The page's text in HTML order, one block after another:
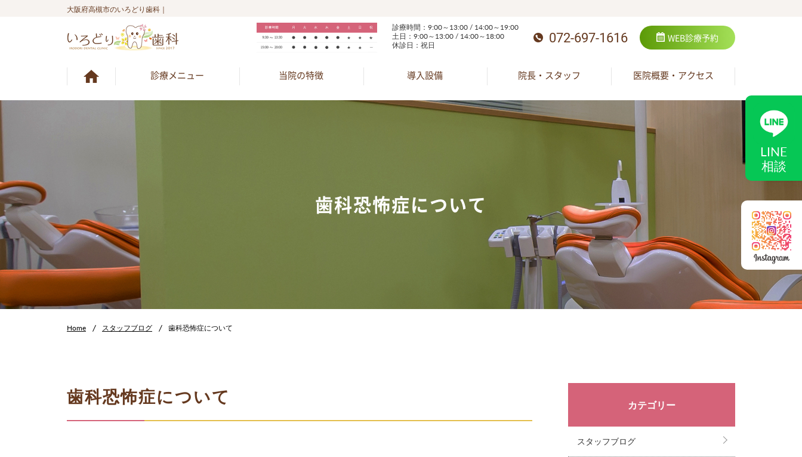
大阪府高槻市のいろどり歯科｜
診療時間：9:00～13:00 / 14:00～19:00
土日：9:00～13:00 / 14:00～18:00
休診日：祝日
072-697-1616 WEB診療予約
診療メニュー 当院の特徴 導入設備 院長・スタッフ 医院概要・アクセス
歯科恐怖症について
Home スタッフブログ 歯科恐怖症について
歯科恐怖症について カテゴリー
スタッフブログ
LINE
相談